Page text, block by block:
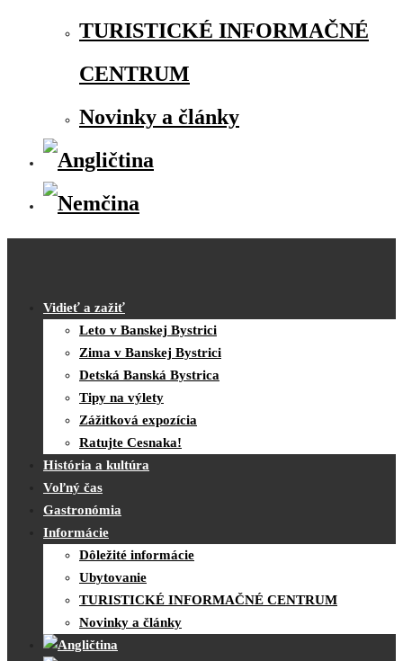
TURISTICKÉ INFORMAČNÉ
CENTRUM
Novinky a články
Vidieť a zažiť
Leto v Banskej Bystrici
Zima v Banskej Bystrici
Detská Banská Bystrica
Tipy na výlety
Zážitková expozícia
Ratujte Cesnaka!
História a kultúra
Voľný čas
Gastronómia
Informácie
Dôležité informácie
Ubytovanie
TURISTICKÉ INFORMAČNÉ CENTRUM
Novinky a články